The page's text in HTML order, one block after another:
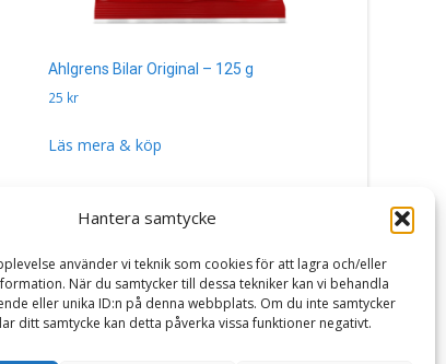
Hantera samtycke
använder vi teknik som cookies för att lagra och/eller
När du samtycker till dessa tekniker kan vi behandla
eller unika ID:n på denna webbplats. Om du inte samtycker
ditt samtycke kan detta påverka vissa funktioner negativt.
Ahlgrens Bilar Original – 125 g
25 kr
Läs mera & köp